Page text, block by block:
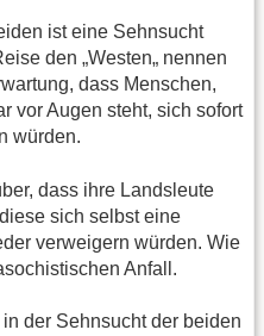
ist eine Sehnsucht
den „Westen„ nennen
dass Menschen,
vor Augen steht, sich sofort
würden.
dass ihre Landsleute
sich selbst eine
verweigern würden. Wie
Anfall.
in der Sehnsucht der beiden